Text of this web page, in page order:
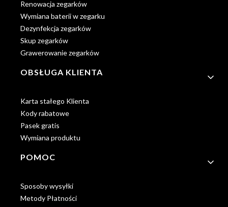
Renowacja zegarków
Wymiana baterii w zegarku
Dezynfekcja zegarków
Skup zegarków
Grawerowanie zegarków
OBSŁUGA KLIENTA
Karta stałego Klienta
Kody rabatowe
Pasek gratis
Wymiana produktu
POMOC
Sposoby wysyłki
Metody Płatności